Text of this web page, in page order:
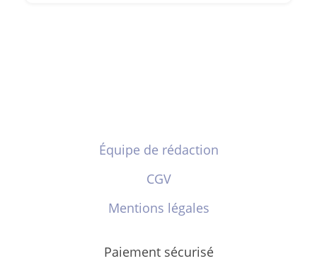
Équipe de rédaction
CGV
Mentions légales
Paiement sécurisé